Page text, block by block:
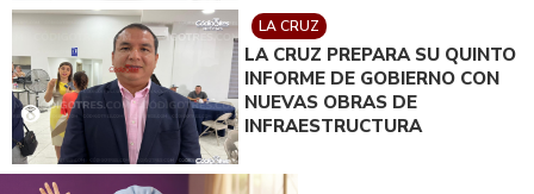
LA CRUZ
LA CRUZ PREPARA SU QUINTO
INFORME DE GOBIERNO CON
NUEVAS OBRAS DE
INFRAESTRUCTURA